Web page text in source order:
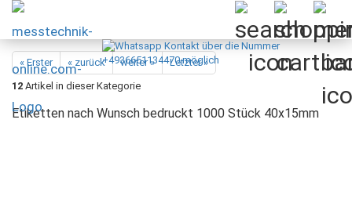
« Erster « zurück weiter »
Letzter »
12 Artikel in dieser Kategorie
Etiketten nach Wunsch bedruckt 1000 Stück 40x15mm